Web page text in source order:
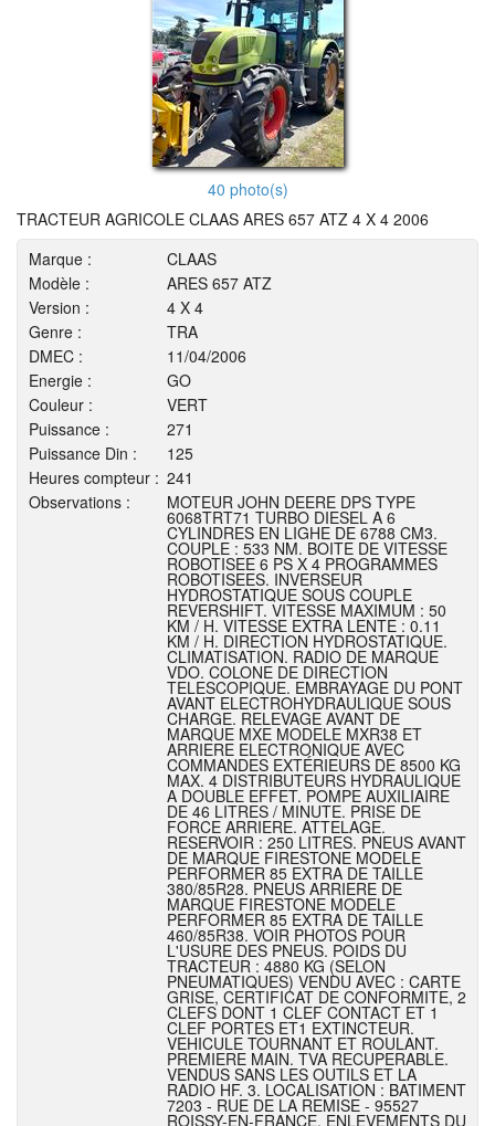
40 photo(s)
TRACTEUR AGRICOLE CLAAS ARES 657 ATZ 4 X 4 2006
Marque :
CLAAS
Modèle :
ARES 657 ATZ
Version :
4 X 4
Genre :
TRA
DMEC :
11/04/2006
Energie :
GO
Couleur :
VERT
Puissance :
271
Puissance Din :
125
Heures compteur : 241
Observations :
MOTEUR JOHN DEERE DPS TYPE
6068TRT71 TURBO DIESEL A 6
CYLINDRES EN LIGHE DE 6788 CM3.
COUPLE : 533 NM. BOITE DE VITESSE
ROBOTISEE 6 PS X 4 PROGRAMMES
ROBOTISEES. INVERSEUR
HYDROSTATIQUE SOUS COUPLE
REVERSHIFT. VITESSE MAXIMUM : 50
KM / H. VITESSE EXTRA LENTE : 0.11
KM / H. DIRECTION HYDROSTATIQUE.
CLIMATISATION. RADIO DE MARQUE
VDO. COLONE DE DIRECTION
TELESCOPIQUE. EMBRAYAGE DU PONT
AVANT ELECTROHYDRAULIQUE SOUS
CHARGE. RELEVAGE AVANT DE
MARQUE MXE MODELE MXR38 ET
ARRIERE ELECTRONIQUE AVEC
COMMANDES EXTÉRIEURS DE 8500 KG
MAX. 4 DISTRIBUTEURS HYDRAULIQUE
A DOUBLE EFFET. POMPE AUXILIAIRE
DE 46 LITRES / MINUTE. PRISE DE
FORCE ARRIERE. ATTELAGE.
RESERVOIR : 250 LITRES. PNEUS AVANT
DE MARQUE FIRESTONE MODELE
PERFORMER 85 EXTRA DE TAILLE
380/85R28. PNEUS ARRIERE DE
MARQUE FIRESTONE MODELE
PERFORMER 85 EXTRA DE TAILLE
460/85R38. VOIR PHOTOS POUR
L'USURE DES PNEUS. POIDS DU
TRACTEUR : 4880 KG (SELON
PNEUMATIQUES) VENDU AVEC : CARTE
GRISE, CERTIFICAT DE CONFORMITE, 2
CLEFS DONT 1 CLEF CONTACT ET 1
CLEF PORTES ET1 EXTINCTEUR.
VEHICULE TOURNANT ET ROULANT.
PREMIERE MAIN. TVA RECUPERABLE.
VENDUS SANS LES OUTILS ET LA
RADIO HF. 3. LOCALISATION : BATIMENT
7203 - RUE DE LA REMISE - 95527
ROISSY-EN-FRANCE. ENLEVEMENTS DU